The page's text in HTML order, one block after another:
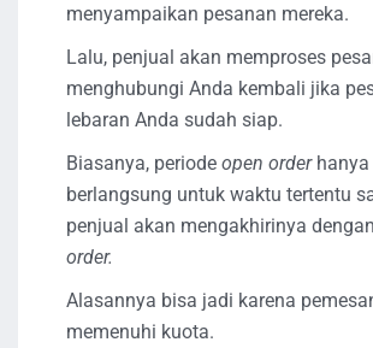
menyampaikan pesanan mereka.
Lalu, penjual akan memproses
menghubungi Anda kembali jika
lebaran Anda sudah siap.
Biasanya, periode open orderhanya
berlangsung untuk waktu tertentu
penjual akan mengakhirinya dengan
order.
Alasannya bisa jadi karena
memenuhi kuota.